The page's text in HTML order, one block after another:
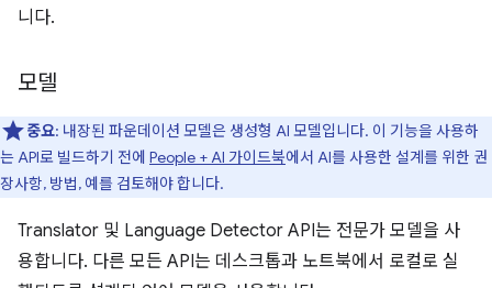
니다.
모델
중요: 내장된 파운데이션 모델은 생성형 AI 모델입니다. 이 기능을 사용하
는 API로 빌드하기 전에 People + AI 가이드북에서 AI를 사용한 설계를 위한 권
장사항, 방법, 예를 검토해야 합니다.
Translator 및 Language Detector API는 전문가 모델을 사
용합니다. 다른 모든 API는 데스크톱과 노트북에서 로컬로 실